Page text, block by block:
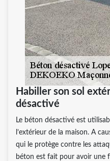
Habiller son sol
désactivé
Le béton désactivé est
l’extérieur de la maison. A
qui le protège contre les
béton est fait pour avoir une